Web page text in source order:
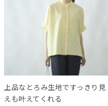
上品なとろみ生地ですっきり見
えも叶えてくれる